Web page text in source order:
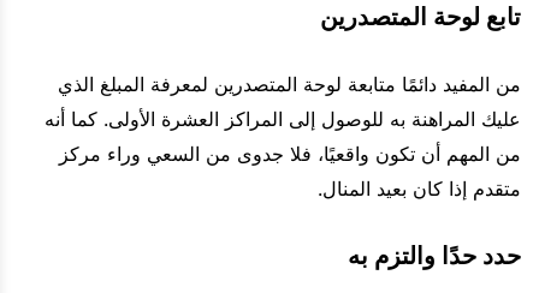
تابع لوحة المتصدرين
من المفيد دائمًا متابعة لوحة المتصدرين لمعرفة المبلغ الذي
عليك المراهنة به للوصول إلى المراكز العشرة الأولى. كما أنه
من المهم أن تكون واقعيًا، فلا جدوى من السعي وراء مركز
متقدم إذا كان بعيد المنال.
حدد حدًا والتزم به